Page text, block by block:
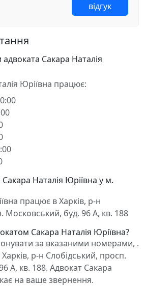
відгук
Сакара Наталія
Юріївна працює:
Наталія Юріївна у м.
працює в Харків, р-н
Московський, буд. 96 А, кв. 188
Сакара Наталія Юріївна?
за вказаними номерами, .
р-н Слобідський, просп.
А, кв. 188. Адвокат Сакара
на ваше звернення.